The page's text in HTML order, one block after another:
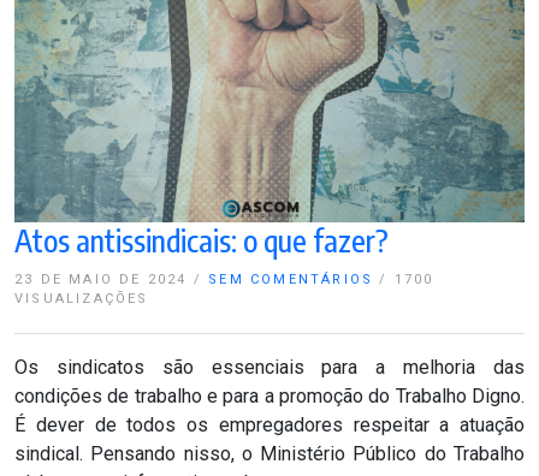
Atos antissindicais: o que fazer?
23 DE MAIO DE 2024 / SEM COMENTÁRIOS /
1700
VISUALIZAÇÕES
Os sindicatos são essenciais para a melhoria das
condições de trabalho e para a promoção do Trabalho Digno.
É dever de todos os empregadores respeitar a atuação
sindical. Pensando nisso, o Ministério Público do Trabalho